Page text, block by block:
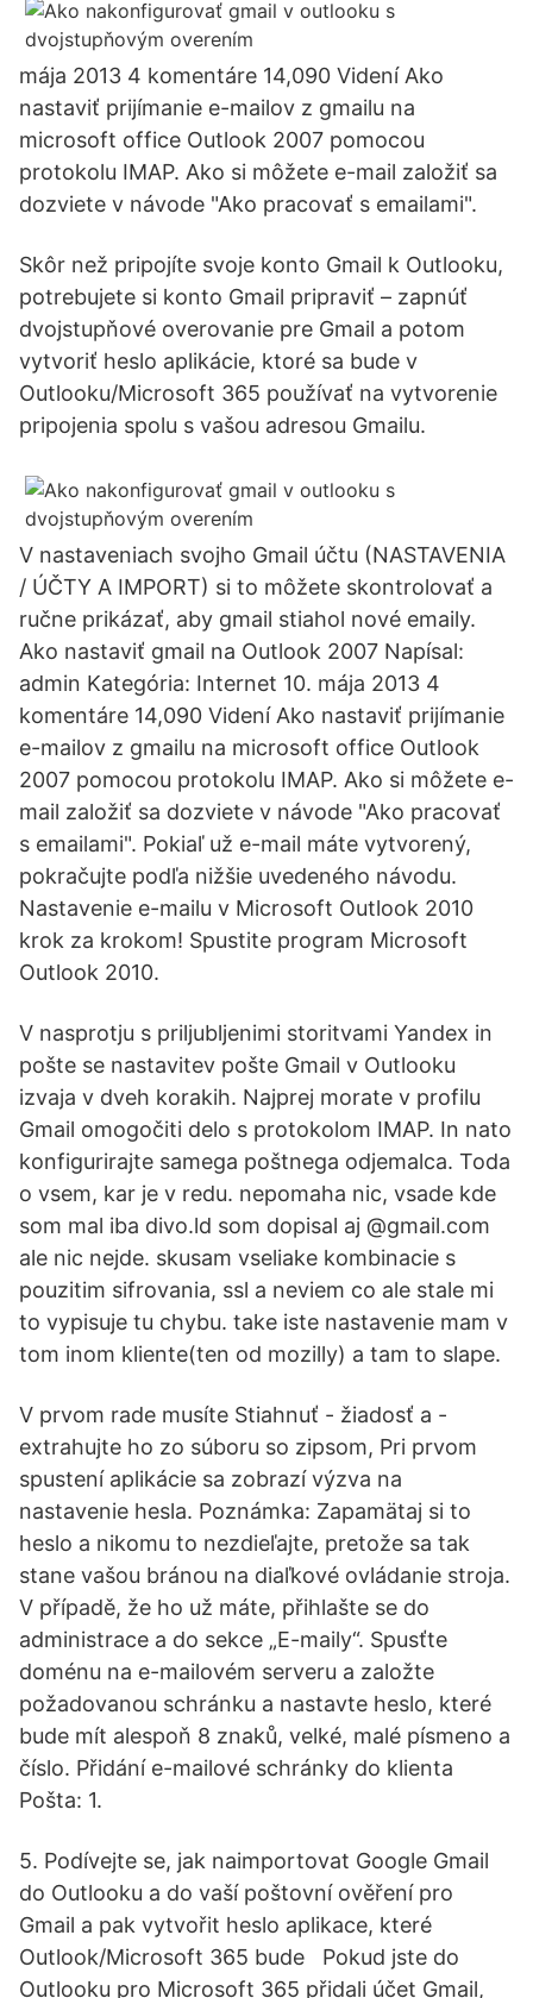
mája 2013 4 komentáre 14,090 Videní Ako
nastaviť prijímanie e-mailov z gmailu na
microsoft office Outlook 2007 pomocou
protokolu IMAP. Ako si môžete e-mail založiť sa
dozviete v návode "Ako pracovať s emailami".
Skôr než pripojíte svoje konto Gmail k Outlooku,
potrebujete si konto Gmail pripraviť – zapnúť
dvojstupňové overovanie pre Gmail a potom
vytvoriť heslo aplikácie, ktoré sa bude v
Outlooku/Microsoft 365 používať na vytvorenie
pripojenia spolu s vašou adresou Gmailu.
V nastaveniach svojho Gmail účtu (NASTAVENIA
/ ÚČTY A IMPORT) si to môžete skontrolovať a
ručne prikázať, aby gmail stiahol nové emaily.
Ako nastaviť gmail na Outlook 2007 Napísal:
admin Kategória: Internet 10. mája 2013 4
komentáre 14,090 Videní Ako nastaviť prijímanie
e-mailov z gmailu na microsoft office Outlook
2007 pomocou protokolu IMAP. Ako si môžete e-
mail založiť sa dozviete v návode "Ako pracovať
s emailami". Pokiaľ už e-mail máte vytvorený,
pokračujte podľa nižšie uvedeného návodu.
Nastavenie e-mailu v Microsoft Outlook 2010
krok za krokom! Spustite program Microsoft
Outlook 2010.
V nasprotju s priljubljenimi storitvami Yandex in
pošte se nastavitev pošte Gmail v Outlooku
izvaja v dveh korakih. Najprej morate v profilu
Gmail omogočiti delo s protokolom IMAP. In nato
konfigurirajte samega poštnega odjemalca. Toda
o vsem, kar je v redu. nepomaha nic, vsade kde
som mal iba divo.ld som dopisal aj @gmail.com
ale nic nejde. skusam vseliake kombinacie s
pouzitim sifrovania, ssl a neviem co ale stale mi
to vypisuje tu chybu. take iste nastavenie mam v
tom inom kliente(ten od mozilly) a tam to slape.
V prvom rade musíte Stiahnuť - žiadosť a -
extrahujte ho zo súboru so zipsom, Pri prvom
spustení aplikácie sa zobrazí výzva na
nastavenie hesla. Poznámka: Zapamätaj si to
heslo a nikomu to nezdieľajte, pretože sa tak
stane vašou bránou na diaľkové ovládanie stroja.
V případě, že ho už máte, přihlašte se do
administrace a do sekce „E-maily“. Spusťte
doménu na e-mailovém serveru a založte
požadovanou schránku a nastavte heslo, které
bude mít alespoň 8 znaků, velké, malé písmeno a
číslo. Přidání e-mailové schránky do klienta
Pošta: 1.
5. Podívejte se, jak naimportovat Google Gmail
do Outlooku a do vaší poštovní ověření pro
Gmail a pak vytvořit heslo aplikace, které
Outlook/Microsoft 365 bude Pokud jste do
Outlooku pro Microsoft 365 přidali účet Gmail,